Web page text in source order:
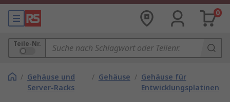
0
Teile-Nr.
/ Gehäuse und
Server-Racks
/ Gehäuse / Gehäuse für
Entwicklungsplatinen